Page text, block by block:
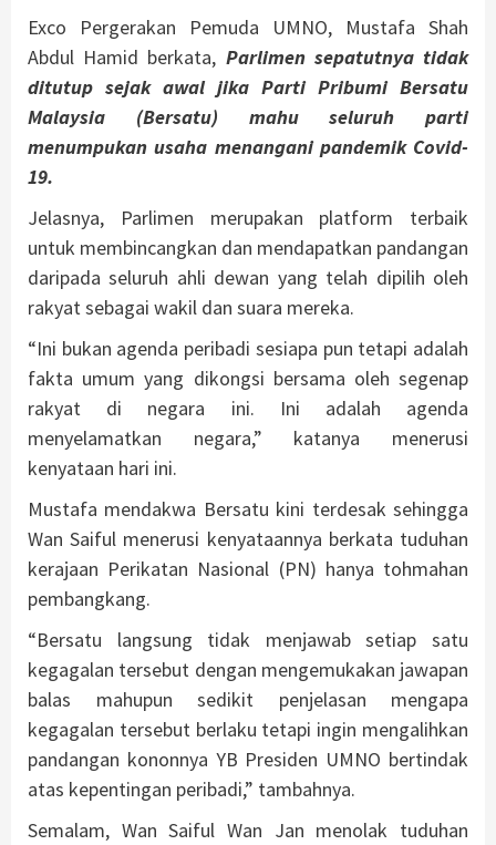
Exco Pergerakan Pemuda UMNO, Mustafa Shah
Abdul Hamid berkata, Parlimen sepatutnya tidak
ditutup sejak awal jika Parti Pribumi Bersatu
Malaysia (Bersatu) mahu seluruh parti
menumpukan usaha menangani pandemik Covid-
19.
Jelasnya, Parlimen merupakan platform terbaik
untuk membincangkan dan mendapatkan pandangan
daripada seluruh ahli dewan yang telah dipilih oleh
rakyat sebagai wakil dan suara mereka.
“Ini bukan agenda peribadi sesiapa pun tetapi adalah
fakta umum yang dikongsi bersama oleh segenap
rakyat di negara ini. Ini adalah agenda
menyelamatkan negara,” katanya menerusi
kenyataan hari ini.
Mustafa mendakwa Bersatu kini terdesak sehingga
Wan Saiful menerusi kenyataannya berkata tuduhan
kerajaan Perikatan Nasional (PN) hanya tohmahan
pembangkang.
“Bersatu langsung tidak menjawab setiap satu
kegagalan tersebut dengan mengemukakan jawapan
balas mahupun sedikit penjelasan mengapa
kegagalan tersebut berlaku tetapi ingin mengalihkan
pandangan kononnya YB Presiden UMNO bertindak
atas kepentingan peribadi,” tambahnya.
Semalam, Wan Saiful Wan Jan menolak tuduhan